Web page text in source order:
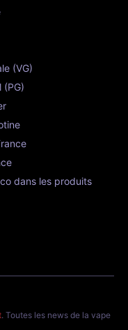
(VG)
(PG)
dans les produits
. Toutes les news de la vape